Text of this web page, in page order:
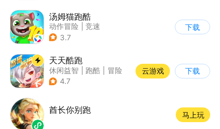
汤姆猫跑酷
动作冒险
竞速
| 汤姆猫
3.7
下载
天天酷跑
休闲益智 跑酷
冒险
| 萌系
4.7
云游戏 下载
酋长你别跑
马上玩